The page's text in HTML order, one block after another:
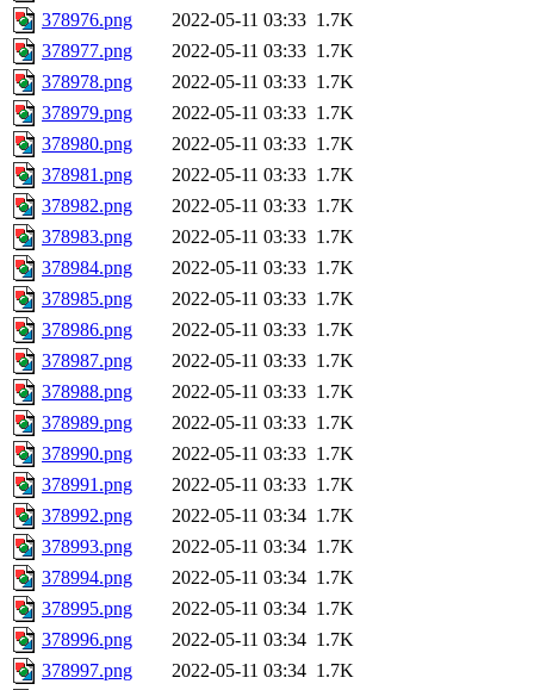
378976.png
2022-05-11 03:33 1.7K
378977.png
2022-05-11 03:33 1.7K
378978.png
2022-05-11 03:33 1.7K
378979.png
2022-05-11 03:33 1.7K
378980.png
2022-05-11 03:33 1.7K
378981.png
2022-05-11 03:33 1.7K
378982.png
2022-05-11 03:33 1.7K
378983.png
2022-05-11 03:33 1.7K
378984.png
2022-05-11 03:33 1.7K
378985.png
2022-05-11 03:33 1.7K
378986.png
2022-05-11 03:33 1.7K
378987.png
2022-05-11 03:33 1.7K
378988.png
2022-05-11 03:33 1.7K
378989.png
2022-05-11 03:33 1.7K
378990.png
2022-05-11 03:33 1.7K
378991.png
2022-05-11 03:33 1.7K
378992.png
2022-05-11 03:34 1.7K
378993.png
2022-05-11 03:34 1.7K
378994.png
2022-05-11 03:34 1.7K
378995.png
2022-05-11 03:34 1.7K
378996.png
2022-05-11 03:34 1.7K
378997.png
2022-05-11 03:34 1.7K